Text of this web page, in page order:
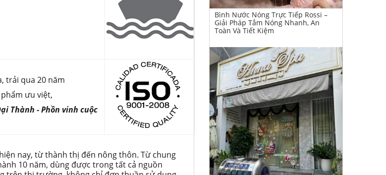
trải qua 20 năm
ưu việt,
Thành - Phồn vinh cuộc
nay, từ thành thị đến nông thôn. Từ chung
10 năm, dùng được trong tất cả nguồn
Bình Nước Nóng Trực Tiếp Rossi –
Giải Pháp Tắm Nóng Nhanh, An
Toàn Và Tiết Kiệm